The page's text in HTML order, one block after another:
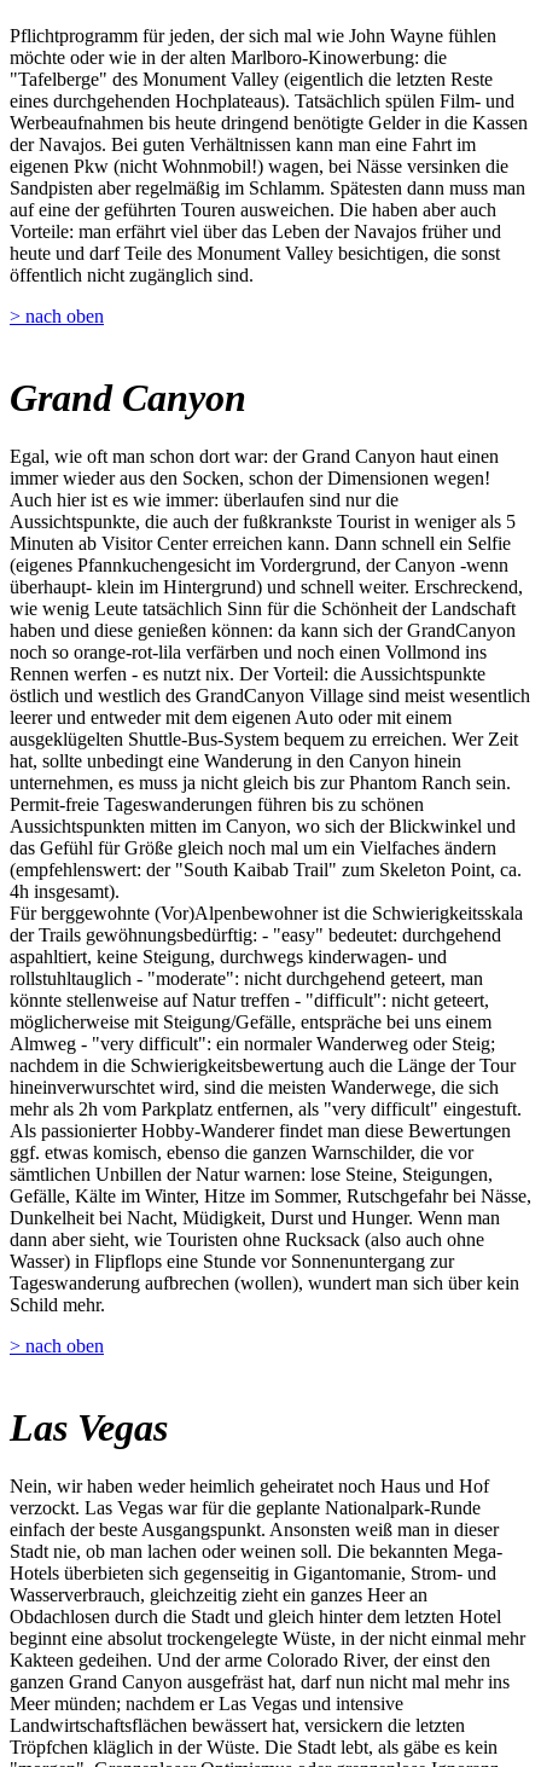
Pflichtprogramm für jeden, der sich mal wie John Wayne fühlen
möchte oder wie in der alten Marlboro-Kinowerbung: die
"Tafelberge" des Monument Valley (eigentlich die letzten Reste
eines durchgehenden Hochplateaus). Tatsächlich spülen Film- und
Werbeaufnahmen bis heute dringend benötigte Gelder in die Kassen
der Navajos. Bei guten Verhältnissen kann man eine Fahrt im
eigenen Pkw (nicht Wohnmobil!) wagen, bei Nässe versinken die
Sandpisten aber regelmäßig im Schlamm. Spätesten dann muss man
auf eine der geführten Touren ausweichen. Die haben aber auch
Vorteile: man erfährt viel über das Leben der Navajos früher und
heute und darf Teile des Monument Valley besichtigen, die sonst
öffentlich nicht zugänglich sind.
> nach oben
Grand Canyon
Egal, wie oft man schon dort war: der Grand Canyon haut einen
immer wieder aus den Socken, schon der Dimensionen wegen!
Auch hier ist es wie immer: überlaufen sind nur die
Aussichtspunkte, die auch der fußkrankste Tourist in weniger als 5
Minuten ab Visitor Center erreichen kann. Dann schnell ein Selfie
(eigenes Pfannkuchengesicht im Vordergrund, der Canyon -wenn
überhaupt- klein im Hintergrund) und schnell weiter. Erschreckend,
wie wenig Leute tatsächlich Sinn für die Schönheit der Landschaft
haben und diese genießen können: da kann sich der GrandCanyon
noch so orange-rot-lila verfärben und noch einen Vollmond ins
Rennen werfen - es nutzt nix. Der Vorteil: die Aussichtspunkte
östlich und westlich des GrandCanyon Village sind meist wesentlich
leerer und entweder mit dem eigenen Auto oder mit einem
ausgeklügelten Shuttle-Bus-System bequem zu erreichen. Wer Zeit
hat, sollte unbedingt eine Wanderung in den Canyon hinein
unternehmen, es muss ja nicht gleich bis zur Phantom Ranch sein.
Permit-freie Tageswanderungen führen bis zu schönen
Aussichtspunkten mitten im Canyon, wo sich der Blickwinkel und
das Gefühl für Größe gleich noch mal um ein Vielfaches ändern
(empfehlenswert: der "South Kaibab Trail" zum Skeleton Point, ca.
4h insgesamt).
Für berggewohnte (Vor)Alpenbewohner ist die Schwierigkeitsskala
der Trails gewöhnungsbedürftig: - "easy" bedeutet: durchgehend
aspahltiert, keine Steigung, durchwegs kinderwagen- und
rollstuhltauglich - "moderate": nicht durchgehend geteert, man
könnte stellenweise auf Natur treffen - "difficult": nicht geteert,
möglicherweise mit Steigung/Gefälle, entspräche bei uns einem
Almweg - "very difficult": ein normaler Wanderweg oder Steig;
nachdem in die Schwierigkeitsbewertung auch die Länge der Tour
hineinverwurschtet wird, sind die meisten Wanderwege, die sich
mehr als 2h vom Parkplatz entfernen, als "very difficult" eingestuft.
Als passionierter Hobby-Wanderer findet man diese Bewertungen
ggf. etwas komisch, ebenso die ganzen Warnschilder, die vor
sämtlichen Unbillen der Natur warnen: lose Steine, Steigungen,
Gefälle, Kälte im Winter, Hitze im Sommer, Rutschgefahr bei Nässe,
Dunkelheit bei Nacht, Müdigkeit, Durst und Hunger. Wenn man
dann aber sieht, wie Touristen ohne Rucksack (also auch ohne
Wasser) in Flipflops eine Stunde vor Sonnenuntergang zur
Tageswanderung aufbrechen (wollen), wundert man sich über kein
Schild mehr.
> nach oben
Las Vegas
Nein, wir haben weder heimlich geheiratet noch Haus und Hof
verzockt. Las Vegas war für die geplante Nationalpark-Runde
einfach der beste Ausgangspunkt. Ansonsten weiß man in dieser
Stadt nie, ob man lachen oder weinen soll. Die bekannten Mega-
Hotels überbieten sich gegenseitig in Gigantomanie, Strom- und
Wasserverbrauch, gleichzeitig zieht ein ganzes Heer an
Obdachlosen durch die Stadt und gleich hinter dem letzten Hotel
beginnt eine absolut trockengelegte Wüste, in der nicht einmal mehr
Kakteen gedeihen. Und der arme Colorado River, der einst den
ganzen Grand Canyon ausgefräst hat, darf nun nicht mal mehr ins
Meer münden; nachdem er Las Vegas und intensive
Landwirtschaftsflächen bewässert hat, versickern die letzten
Tröpfchen kläglich in der Wüste. Die Stadt lebt, als gäbe es kein